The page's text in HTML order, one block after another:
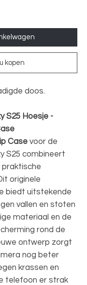
kopen
doos.
S25 Hoesje -
Case voor de
S25 combineert
originele
biedt uitstekende
vallen en stoten
materiaal en de
rond de
ontwerp zorgt
nog beter
krassen en
telefoon er strak